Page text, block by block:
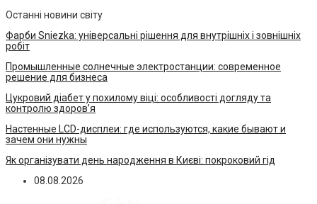
Останні новини світу
Фарби Sniezka: універсальні рішення для внутрішніх і зовнішніх
робіт
Промышленные солнечные электростанции: современное
решение для бизнеса
Цукровий діабет у похилому віці: особливості догляду та
контролю здоров’я
Настенные LCD-дисплеи: где используются, какие бывают и
зачем они нужны
Як організувати день народження в Києві: покроковий гід
08.08.2026